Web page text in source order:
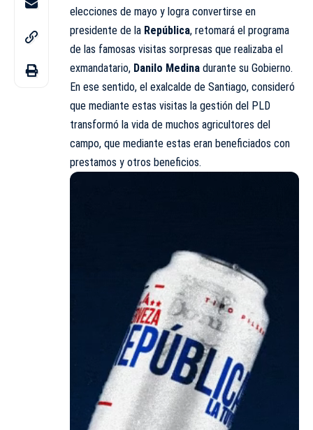
elecciones de mayo y logra convertirse en
presidente de la República, retomará el programa
de las famosas visitas sorpresas que realizaba el
exmandatario, Danilo Medina durante su Gobierno.
En ese sentido, el exalcalde de Santiago, consideró
que mediante estas visitas la gestión del PLD
transformó la vida de muchos agricultores del
campo, que mediante estas eran beneficiados con
prestamos y otros beneficios.